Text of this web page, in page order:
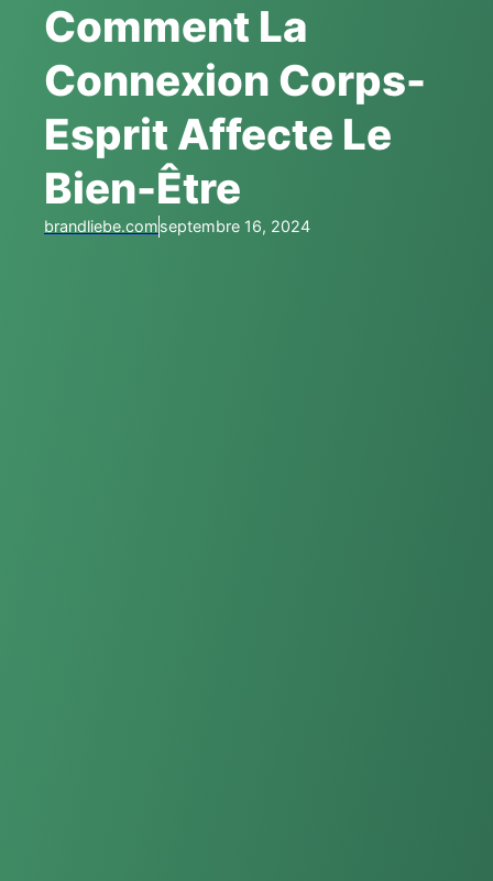
Comment La
Connexion Corps-
Esprit Affecte Le
Bien-Être
brandliebe.comseptembre 16, 2024